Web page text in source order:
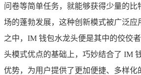
问卷等简单任务，就能够获得少量的比
场的蓬勃发展，这种创新模式被广泛应
之中，IM 钱包水龙头便是其中的佼佼
头模式优点的基础上，巧妙结合了 IM
优势，为用户提供了更加便捷、多样化